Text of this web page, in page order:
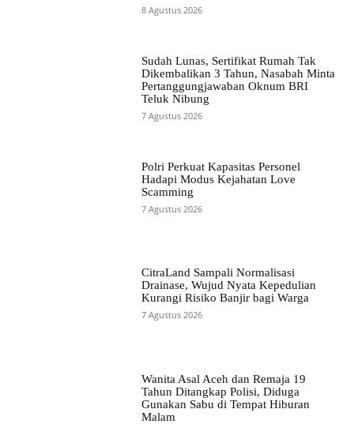
8 Agustus 2026
Sudah Lunas, Sertifikat Rumah Tak
Dikembalikan 3 Tahun, Nasabah Minta
Pertanggungjawaban Oknum BRI
Teluk Nibung
7 Agustus 2026
Polri Perkuat Kapasitas Personel
Hadapi Modus Kejahatan Love
Scamming
7 Agustus 2026
CitraLand Sampali Normalisasi
Drainase, Wujud Nyata Kepedulian
Kurangi Risiko Banjir bagi Warga
7 Agustus 2026
Wanita Asal Aceh dan Remaja 19
Tahun Ditangkap Polisi, Diduga
Gunakan Sabu di Tempat Hiburan
Malam